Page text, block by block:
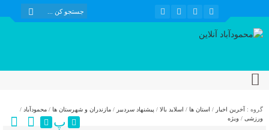
گروه : آخرین اخبار / استان ها / اسلاید بالا / پیشنهاد سردبیر / مازندران و شهرستان ها / محمودآباد /
ورزشی / ویژه پ